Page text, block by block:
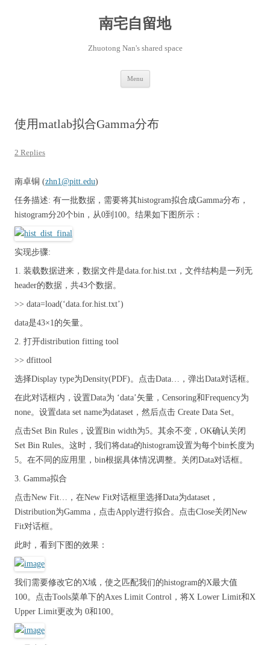
南宅自留地
Zhuotong Nan's shared space
Menu
使用matlab拟合Gamma分布
2 Replies
南卓铜 (zhn1@pitt.edu)
任务描述: 有一批数据，需要将其histogram拟合成Gamma分布，
histogram分20个bin，从0到100。结果如下图所示：
实现步骤:
1. 装载数据进来，数据文件是data.for.hist.txt，文件结构是一列无
header的数据，共43个数据。
>> data=load(‘data.for.hist.txt’)
data是43×1的矢量。
2. 打开distribution fitting tool
>> dfittool
选择Display type为Density(PDF)。点击Data…，弹出Data对话框。
在此对话框内，设置Data为 ‘data’矢量，Censoring和Frequency为
none。设置data set name为dataset，然后点击 Create Data Set。
点击Set Bin Rules，设置Bin width为5。其余不变，OK确认关闭
Set Bin Rules。这时，我们将data的histogram设置为每个bin长度为
5。在不同的应用里，bin根据具体情况调整。关闭Data对话框。
3. Gamma拟合
点击New Fit…，在New Fit对话框里选择Data为dataset，
Distribution为Gamma，点击Apply进行拟合。点击Close关闭New
Fit对话框。
此时，看到下图的效果：
我们需要修改它的X域，使之匹配我们的histogram的X最大值
100。点击Tools菜单下的Axes Limit Control，将X Lower Limit和X
Upper Limit更改为 0和100。